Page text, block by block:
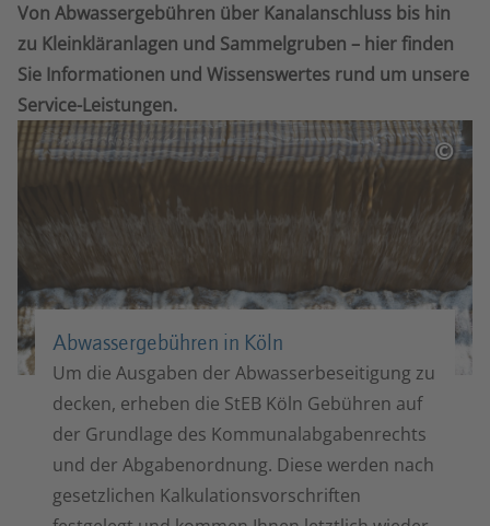
Von Abwassergebühren über Kanalanschluss bis hin
zu Kleinkläranlagen und Sammelgruben – hier finden
Sie Informationen und Wissenswertes rund um unsere
Service-Leistungen.
©
Abwassergebühren in Köln
Um die Ausgaben der Abwasserbeseitigung zu
decken, erheben die StEB Köln Gebühren auf
der Grundlage des Kommunalabgabenrechts
und der Abgabenordnung. Diese werden nach
gesetzlichen Kalkulationsvorschriften